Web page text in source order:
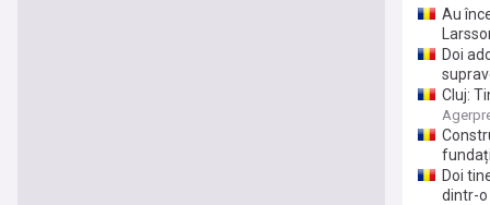
Au
Doi
Cluj:
Doi
dintr-o